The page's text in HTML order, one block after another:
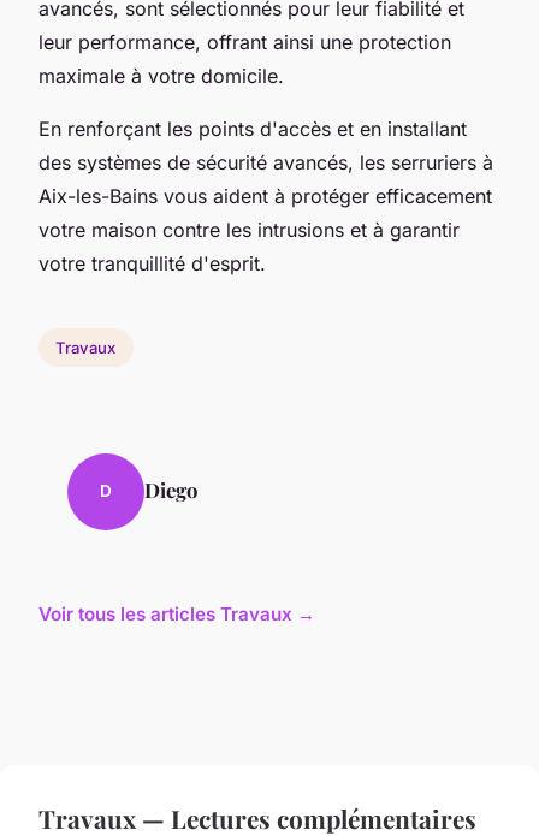
avancés, sont sélectionnés pour leur fiabilité et
leur performance, offrant ainsi une protection
maximale à votre domicile.
En renforçant les points d'accès et en installant
des systèmes de sécurité avancés, les serruriers à
Aix-les-Bains vous aident à protéger efficacement
votre maison contre les intrusions et à garantir
votre tranquillité d'esprit.
Travaux
D Diego
Voir tous les articles Travaux →
Travaux — Lectures complémentaires